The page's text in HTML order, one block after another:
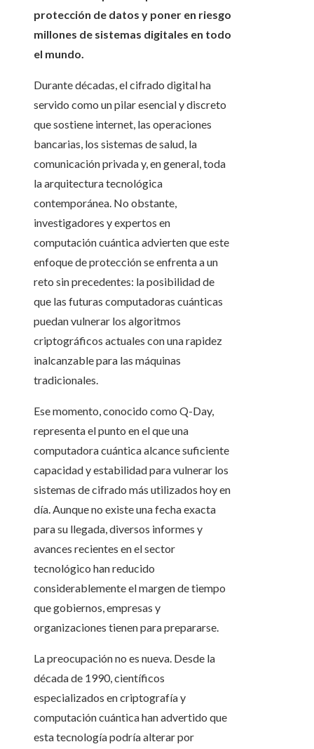
protección de datos y poner en riesgo
millones de sistemas digitales en todo
el mundo.
Durante décadas, el cifrado digital ha
servido como un pilar esencial y discreto
que sostiene internet, las operaciones
bancarias, los sistemas de salud, la
comunicación privada y, en general, toda
la arquitectura tecnológica
contemporánea. No obstante,
investigadores y expertos en
computación cuántica advierten que este
enfoque de protección se enfrenta a un
reto sin precedentes: la posibilidad de
que las futuras computadoras cuánticas
puedan vulnerar los algoritmos
criptográficos actuales con una rapidez
inalcanzable para las máquinas
tradicionales.
Ese momento, conocido como Q-Day,
representa el punto en el que una
computadora cuántica alcance suficiente
capacidad y estabilidad para vulnerar los
sistemas de cifrado más utilizados hoy en
día. Aunque no existe una fecha exacta
para su llegada, diversos informes y
avances recientes en el sector
tecnológico han reducido
considerablemente el margen de tiempo
que gobiernos, empresas y
organizaciones tienen para prepararse.
La preocupación no es nueva. Desde la
década de 1990, científicos
especializados en criptografía y
computación cuántica han advertido que
esta tecnología podría alterar por